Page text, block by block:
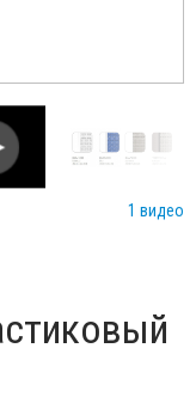
1 видео